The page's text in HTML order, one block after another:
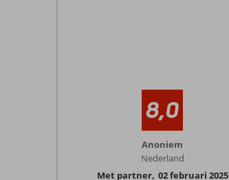
8,0
Anoniem
Nederland
Met partner, 02 februari 2025